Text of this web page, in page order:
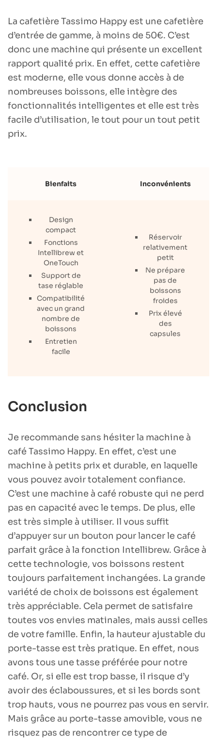
La cafetière Tassimo Happy est une cafetière
d’entrée de gamme, à moins de 50€. C’est
donc une machine qui présente un excellent
rapport qualité prix. En effet, cette cafetière
est moderne, elle vous donne accès à de
nombreuses boissons, elle intègre des
fonctionnalités intelligentes et elle est très
facile d’utilisation, le tout pour un tout petit
prix.
Bienfaits Inconvénients
Design
compact
Fonctions
Intellibrew et
OneTouch
Support de
tase réglable
Compatibilité
avec un grand
nombre de
boissons
Entretien
facile
Réservoir
relativement
petit
Ne prépare
pas de
boissons
froides
Prix élevé
des
capsules
Conclusion
Je recommande sans hésiter la machine à
café Tassimo Happy. En effet, c’est une
machine à petits prix et durable, en laquelle
vous pouvez avoir totalement confiance.
C’est une machine à café robuste qui ne perd
pas en capacité avec le temps. De plus, elle
est très simple à utiliser. Il vous suffit
d’appuyer sur un bouton pour lancer le café
parfait grâce à la fonction Intellibrew. Grâce à
cette technologie, vos boissons restent
toujours parfaitement inchangées. La grande
variété de choix de boissons est également
très appréciable. Cela permet de satisfaire
toutes vos envies matinales, mais aussi celles
de votre famille. Enfin, la hauteur ajustable du
porte-tasse est très pratique. En effet, nous
avons tous une tasse préférée pour notre
café. Or, si elle est trop basse, il risque d’y
avoir des éclaboussures, et si les bords sont
trop hauts, vous ne pourrez pas vous en servir.
Mais grâce au porte-tasse amovible, vous ne
risquez pas de rencontrer ce type de